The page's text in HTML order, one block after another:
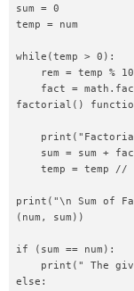
sum = 0
temp = num
while(temp > 0):
factorial()
print("\n Sum of
(num, sum))
if (sum == num):
else: